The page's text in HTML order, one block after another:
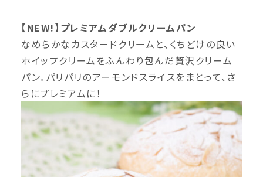
【NEW!】プレミアムダブルクリームパン
なめらかなカスタードクリームと、くちどけの良い
ホイップクリームをふんわり包んだ贅沢クリーム
パン。パリパリのアーモンドスライスをまとって、さ
らにプレミアムに！